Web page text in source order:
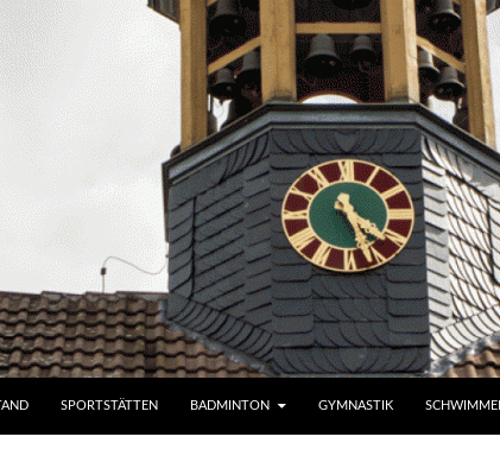
SPORTSTÄTTEN BADMINTON GYMNASTIK